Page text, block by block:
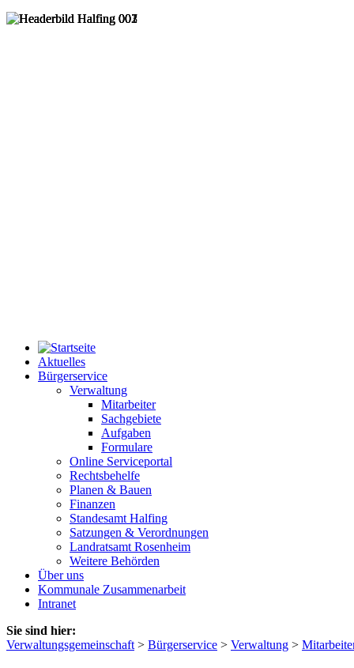
Aktuelles
Bürgerservice
Verwaltung
Mitarbeiter
Sachgebiete
Aufgaben
Formulare
Online Serviceportal
Rechtsbehelfe
Planen & Bauen
Finanzen
Standesamt Halfing
Satzungen & Verordnungen
Landratsamt Rosenheim
Weitere Behörden
Über uns
Kommunale Zusammenarbeit
Intranet
Sie sind hier:
Verwaltungsgemeinschaft > Bürgerservice > Verwaltung >